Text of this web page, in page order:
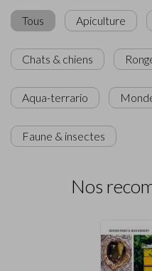
Tous Apiculture
Chats & chiens
Aqua-terrario
Faune & insectes
Nos